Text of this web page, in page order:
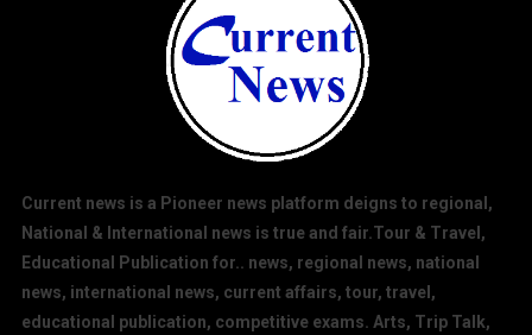
Current news is a Pioneer news platform deigns to regional,
National & International news is true and fair.Tour & Travel,
Educational Publication for.. news, regional news, national
news, international news, current affairs, tour, travel,
educational publication, competitive exams. Arts, Trip Talk,